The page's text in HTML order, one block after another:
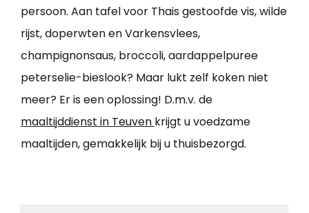
persoon. Aan tafel voor Thais gestoofde vis, wilde
rijst, doperwten en Varkensvlees,
champignonsaus, broccoli, aardappelpuree
peterselie-bieslook? Maar lukt zelf koken niet
meer? Er is een oplossing! D.m.v. de
maaltijddienst in Teuven krijgt u voedzame
maaltijden, gemakkelijk bij u thuisbezorgd.